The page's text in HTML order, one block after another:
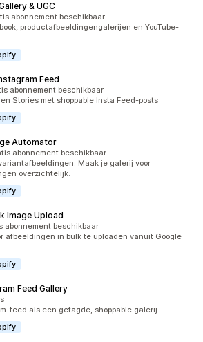
& UGC
totaal
abonnement beschikbaar
productafbeeldingengalerijen en YouTube-
Feed
totaal
abonnement beschikbaar
Stories met shoppable Insta Feed-posts
Automator
totaal
abonnement beschikbaar
Maak je galerij voor
overzichtelijk.
Image Upload
abonnement beschikbaar
afbeeldingen in bulk te uploaden vanuit Google
Feed Gallery
feed als een getagde, shoppable galerij